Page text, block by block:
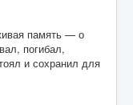
память — о
погибал,
и сохранил для